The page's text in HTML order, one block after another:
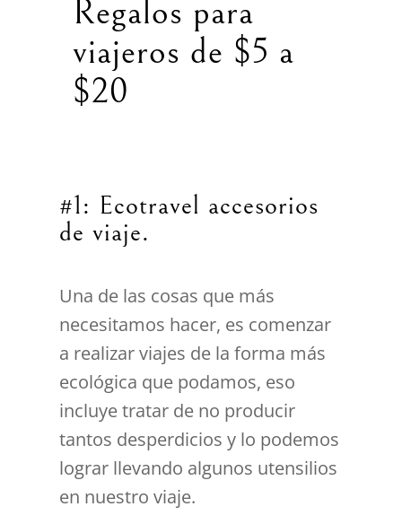
Regalos para
viajeros de $5 a
$20
#1: Ecotravel accesorios
de viaje.
Una de las cosas que más
necesitamos hacer, es comenzar
a realizar viajes de la forma más
ecológica que podamos, eso
incluye tratar de no producir
tantos desperdicios y lo podemos
lograr llevando algunos utensilios
en nuestro viaje.